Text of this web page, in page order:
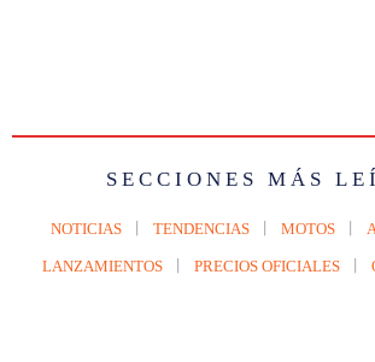
SECCIONES MÁS
NOTICIAS TENDENCIAS MOTOS
LANZAMIENTOS PRECIOS OFICIALES